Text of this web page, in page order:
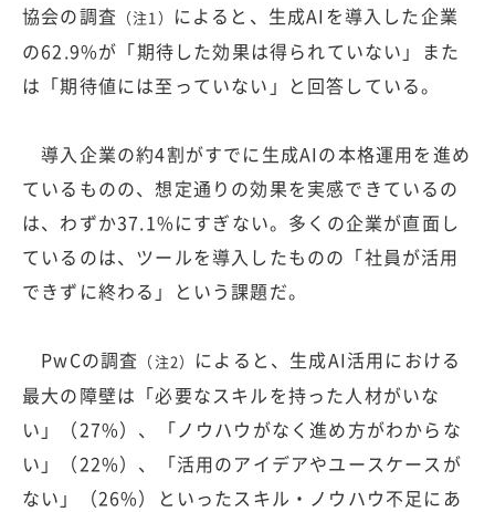
協会の調査 （注1）
によると、生成AIを導入した企業
の62.9%が「期待した効果は得られていない」また
は「期待値には至っていない」と回答している。
導入企業の約4割がすでに生成AIの本格運用を進め
ているものの、想定通りの効果を実感できているの
は、わずか37.1%にすぎない。多くの企業が直面し
ているのは、ツールを導入したものの「社員が活用
できずに終わる」という課題だ。
PwCの調査 （注2） によると、生成AI活用における
最大の障壁は「必要なスキルを持った人材がいな
い」（27%）、「ノウハウがなく進め方がわからな
い」（22%）、「活用のアイデアやユースケースが
ない」（26%）といったスキル・ノウハウ不足にあ